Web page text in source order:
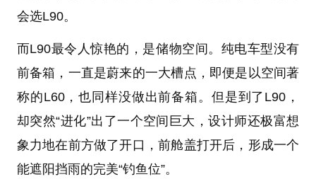
会选L90。
而L90最令人惊艳的，是储物空间。纯电车型没有
前备箱，一直是蔚来的一大槽点，即便是以空间著
称的L60，也同样没做出前备箱。但是到了L90，
却突然“进化”出了一个空间巨大，设计师还极富想
象力地在前方做了开口，前舱盖打开后，形成一个
能遮阳挡雨的完美“钓鱼位”。